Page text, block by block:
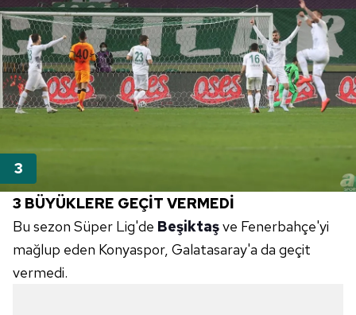
3 BÜYÜKLERE GEÇİT VERMEDİ
Bu sezon Süper Lig'de Beşiktaşve Fenerbahçe'yi
mağlup eden Konyaspor, Galatasaray'a da geçit
vermedi.